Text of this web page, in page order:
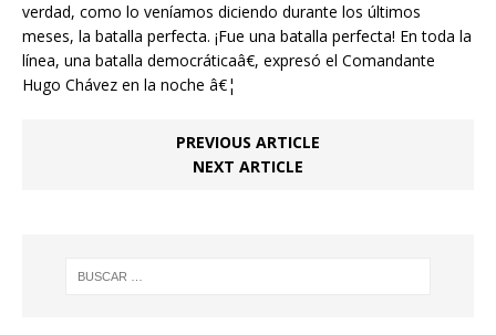
verdad, como lo veníamos diciendo durante los últimos
meses, la batalla perfecta. ¡Fue una batalla perfecta! En toda la
línea, una batalla democráticaâ€, expresó el Comandante
Hugo Chávez en la noche â€¦
PREVIOUS ARTICLE
NEXT ARTICLE